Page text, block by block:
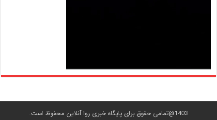
1403@تمامی حقوق برای پایگاه خبری روا آنلاین محفوظ است.